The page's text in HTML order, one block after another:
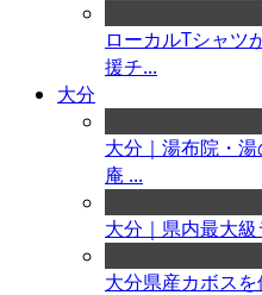
ローカルTシャツ
援チ...
大分
大分｜湯布院・
庵 ...
大分｜県内最大
大分県産カボス